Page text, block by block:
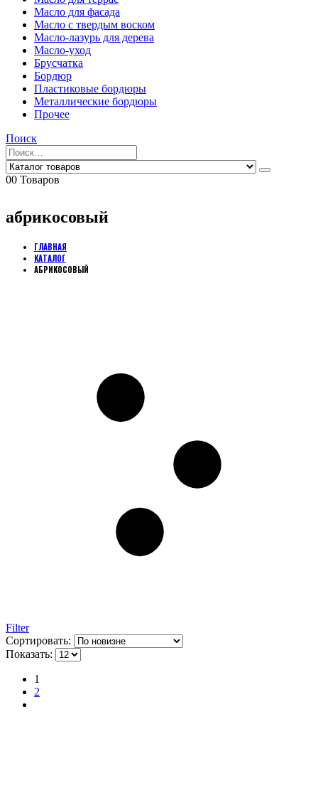
Масло для фасада
Масло с твердым воском
Масло-лазурь для дерева
Масло-уход
Брусчатка
Бордюр
Пластиковые бордюры
Металлические бордюры
Прочее
Поиск
00 Товаров
абрикосовый
ГЛАВНАЯ
КАТАЛОГ
АБРИКОСОВЫЙ
Filter
Сортировать:
Показать:
1
2